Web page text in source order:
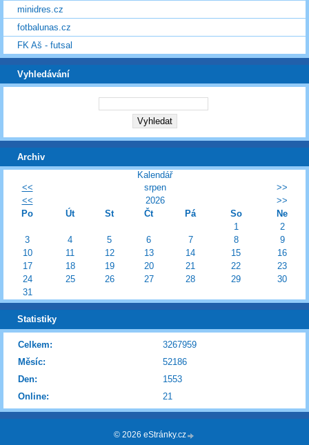
minidres.cz
fotbalunas.cz
FK Aš - futsal
Vyhledávání
Archiv
Kalendář
<<
srpen
>>
<<
2026
>>
Po
Út St Čt Pá So
Ne
1
2
3
4 5 6 7 8
9
10
11 12 13 14 15
16
17
18 19 20 21 22
23
24
25 26 27 28 29
30
31
Statistiky
Online: 21
Celkem:
3267959
Měsíc:
52186
Den:
1553
© 2026 eStránky.cz